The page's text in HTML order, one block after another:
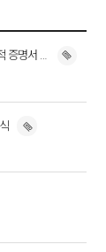
서 양식